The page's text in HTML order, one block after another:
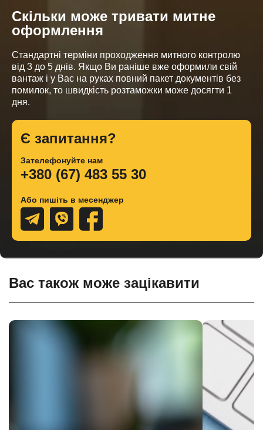
Скільки може тривати митне
оформлення
Стандартні терміни проходження митного контролю
від 3 до 5 днів. Якщо Ви раніше вже оформили свій
вантаж і у Вас на руках повний пакет документів без
помилок, то швидкість розтаможки може досягти 1
дня.
Є запитання?
Зателефонуйте нам
+380 (67) 483 55 30
Або пишіть в месенджер
Вас також може зацікавити